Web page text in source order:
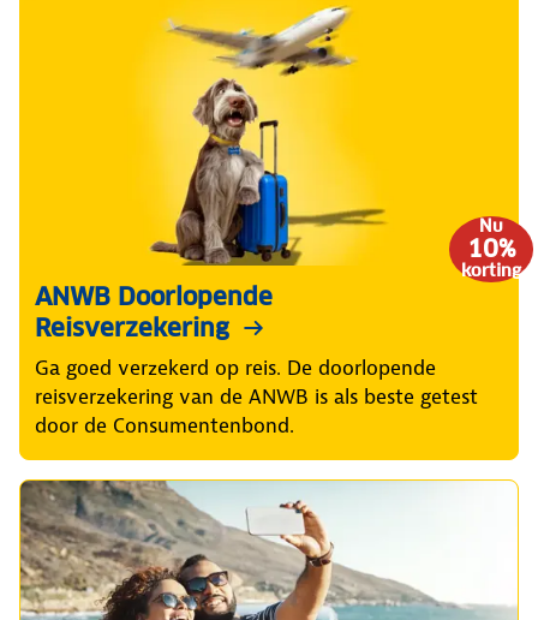
Nu
10%
korting
ANWB Doorlopende
Reisverzekering
Ga goed verzekerd op reis. De doorlopende
reisverzekering van de ANWB is als beste getest
door de Consumentenbond.